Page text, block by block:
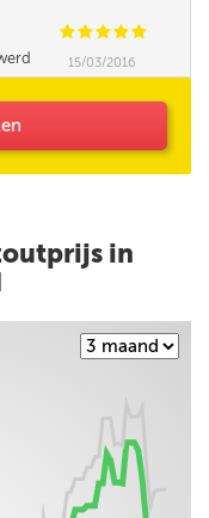
CCCCC
niet
15/03/2016
in